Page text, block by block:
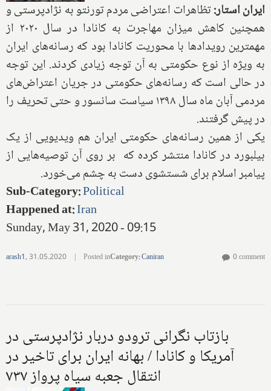
ایران استار:تظاهرات اعتراضی مردم تورنتو به نژادپرستی و
همچنین کاهش میزان مهاجرت به کانادا در سال ۲۰۲۰ از
مهمترین رویدادها با محوریت کانادا بود که رسانه‌های ایران
به ویژه از نوع حکومتی به آن توجه زیادی کردند. این توجه
در حالی است که رسانه‌های حکومتی در جریان اعتراض‌های
مردمی آبان ماه سال ۱۳۹۸ سیاست سانسور و حتی تحریف را
در پیش گرفتند.
یکی از همین رسانه‌های حکومتی ایران هم ویدیویی از یک
بیلبورد در کانادا منتشر کرده که بر روی آن توصیه‌هایی از
پیامبر اسلام برای شستشوی دست به چشم می‌خورد.
Sub-Category:Political
Happened at:Iran
Sunday, May 31, 2020 - 09:15
arash1,31.05.2020 | Posted inCategory:Caniran 0 comment
بازتاب نگرانی ترودو دربار نژادپرستی در
آمریکا و کانادا / بهانه ایران برای تاخیر در
انتقال جعبه سیاه پرواز ۷۳۷